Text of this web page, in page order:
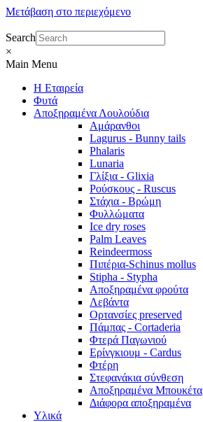
Μετάβαση στο περιεχόμενο
Search
×
Main Menu
Η Εταιρεία
Φυτά
Αποξηραμένα Λουλούδια
Αμάρανθοι
Lagurus - Bunny tails
Phalaris
Lunaria
Γλίξια - Glixia
Ρούσκους - Ruscus
Στάχια - Βρώμη
Φυλλώματα
Ice dry roses
Palm Leaves
Reindeermoss
Πιπέρια-Schinus mollus
Stipha - Stypha
Αποξηραμένα φρούτα
Λεβάντα
Ορτανσίες preserved
Πάμπας - Cortaderia
Φτερά Παγωνιού
Ερίνγκιουμ - Cardus
Φτέρη
Στεφανάκια σύνθεση
Αποξηραμένα Μπουκέτα
Διάφορα αποξηραμένα
Υλικά